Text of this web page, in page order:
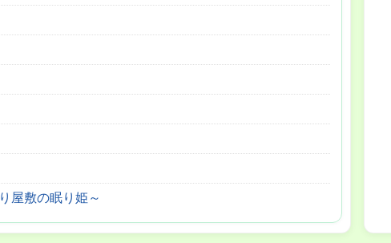
屋敷の眠り姫～